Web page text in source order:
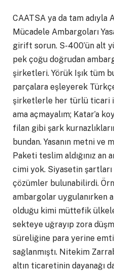
CAATSA ya da tam adıyla
Mücadele Ambargoları
girift sorun. S-400’ün alt
pek çoğu doğrudan
şirketleri. Yörük Işık tüm
parçalara eşleyerek
şirketlerle her türlü ticari
ama açmayalım; Katar’a
filan gibi şark
bundan. Yasanın metni ve
Paketi teslim aldığınız an
cimi yok. Siyasetin
çözümler bulunabilirdi.
ambargolar uygulanırken
olduğu kimi müttefik
sekteye uğrayıp zora
süreliğine para yerine
sağlanmıştı. Nitekim
altın ticaretinin dayanağı